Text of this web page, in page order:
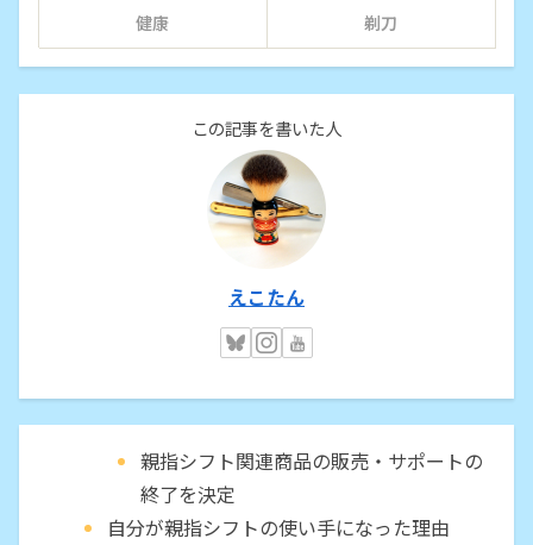
健康 剃刀
この記事を書いた人
えこたん
親指シフト関連商品の販売・サポートの
終了を決定
自分が親指シフトの使い手になった理由